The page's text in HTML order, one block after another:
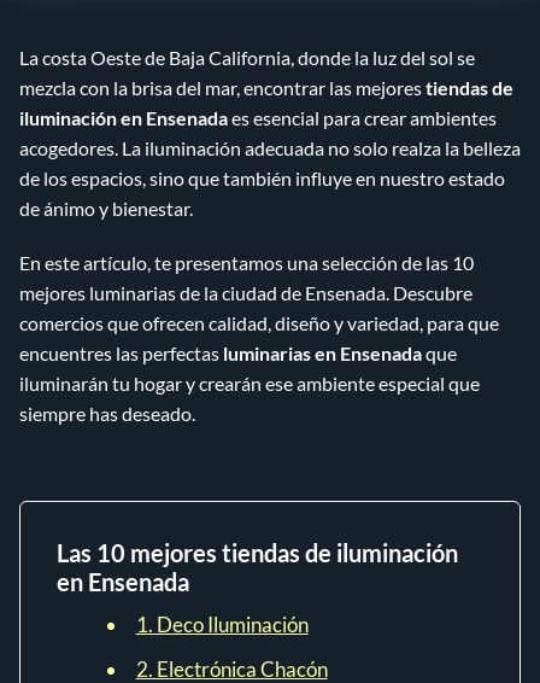
La costa Oeste de Baja California, donde la luz del sol se
mezcla con la brisa del mar, encontrar las mejorestiendas de
iluminación en Ensenadaes esencial para crear ambientes
acogedores. La iluminación adecuada no solo realza la belleza
de los espacios, sino que también influye en nuestro estado
de ánimo y bienestar.
En este artículo, te presentamos una selección de las 10
mejores luminarias de la ciudad de Ensenada. Descubre
comercios que ofrecen calidad, diseño y variedad, para que
encuentres las perfectas luminarias en Ensenadaque
iluminarán tu hogar y crearán ese ambiente especial que
siempre has deseado.
Las 10 mejores tiendas de iluminación
en Ensenada
1. Deco Iluminación
2. Electrónica Chacón